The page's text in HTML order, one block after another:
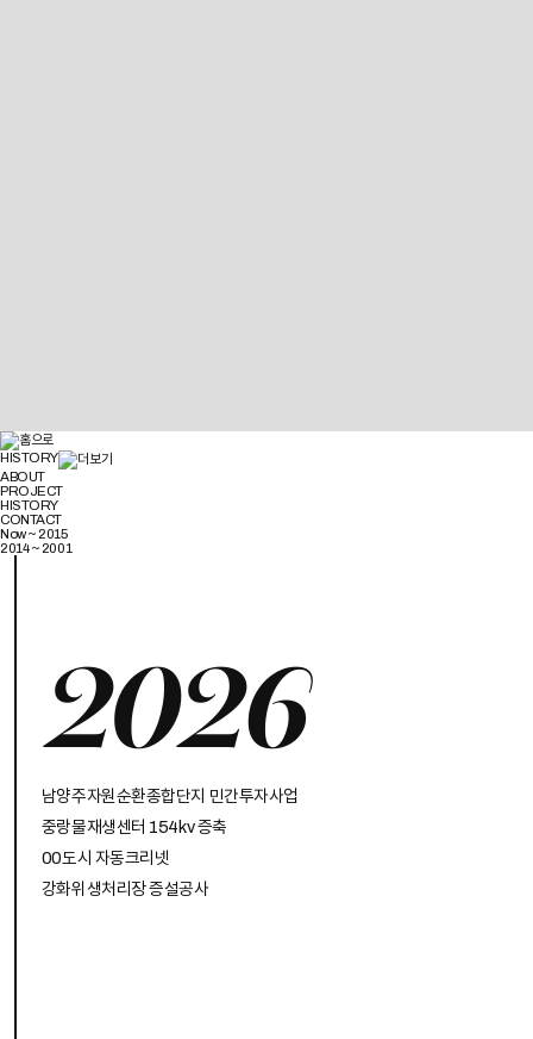
HISTORY
ABOUT
PROJECT
HISTORY
CONTACT
Now ~ 2015
2014 ~ 2001
2026
남양주자원순환종합단지 민간투자사업
중랑물재생센터 154kv 증축
00도시 자동크리넷
강화위생처리장 증설공사